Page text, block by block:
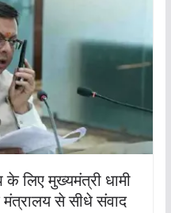
के लिए मुख्यमंत्री धामी
से सीधे संवाद